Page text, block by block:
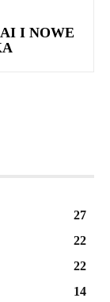
I NOWE
27
22
22
14